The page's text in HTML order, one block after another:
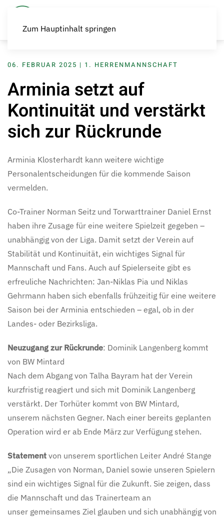
Zum Hauptinhalt springen
06. FEBRUAR 2025 | 1. HERRENMANNSCHAFT
Arminia setzt auf
Kontinuität und verstärkt
sich zur Rückrunde
Arminia Klosterhardt kann weitere wichtige
Personalentscheidungen für die kommende Saison
vermelden.
Co-Trainer Norman Seitz und Torwarttrainer Daniel Ernst
haben ihre Zusage für eine weitere Spielzeit gegeben –
unabhängig von der Liga. Damit setzt der Verein auf
Stabilität und Kontinuität, ein wichtiges Signal für
Mannschaft und Fans. Auch auf Spielerseite gibt es
erfreuliche Nachrichten: Jan-Niklas Pia und Niklas
Gehrmann haben sich ebenfalls frühzeitig für eine weitere
Saison bei der Arminia entschieden – egal, ob in der
Landes- oder Bezirksliga.
Neuzugang zur Rückrunde: Dominik Langenberg kommt
von BW Mintard
Nach dem Abgang von Talha Bayram hat der Verein
kurzfristig reagiert und sich mit Dominik Langenberg
verstärkt. Der Torhüter kommt von BW Mintard,
unserem nächsten Gegner. Nach einer bereits geplanten
Operation wird er ab Ende März zur Verfügung stehen.
Statement von unserem sportlichen Leiter André Stange
„Die Zusagen von Norman, Daniel sowie unseren Spielern
sind ein wichtiges Signal für die Zukunft. Sie zeigen, dass
die Mannschaft und das Trainerteam an
unser gemeinsames Ziel glauben und sich unabhängig von